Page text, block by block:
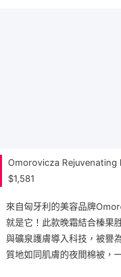
Omorovicza Rejuvenating
$1,581
來自匈牙利的美容品牌
就是它！此款晚霜結合榛果
與礦泉護膚導入科技，被譽
質地如同肌膚的夜間棉被，